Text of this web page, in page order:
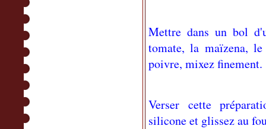
Mettre dans un bol
tomate, la maïzena,
poivre, mixez finement.
Verser cette
silicone et glissez au